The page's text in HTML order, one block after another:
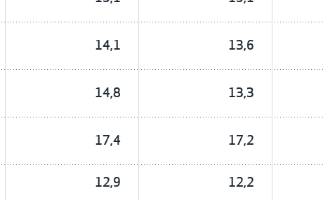
14,1 13,6
14,8 13,3
17,4 17,2
12,9 12,2